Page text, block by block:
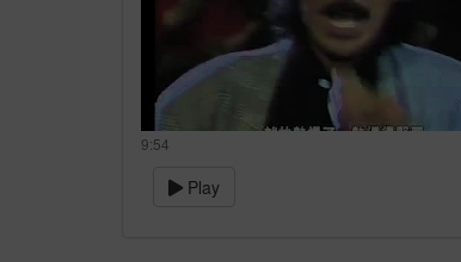
9:54
Play